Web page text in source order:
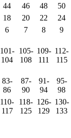
44 46 48
50
18 20 22
24
6 7 8
9
101-
104
105-
108
109-
111
112-
115
83-
86
87-
90
91-
94
95-
98
110-
117
118-
125
126-
129
130-
133